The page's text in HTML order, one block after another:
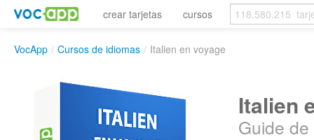
crear tarjetas cursos
VocApp / Cursos de idiomas / Italien en voyage
Italien
Guide